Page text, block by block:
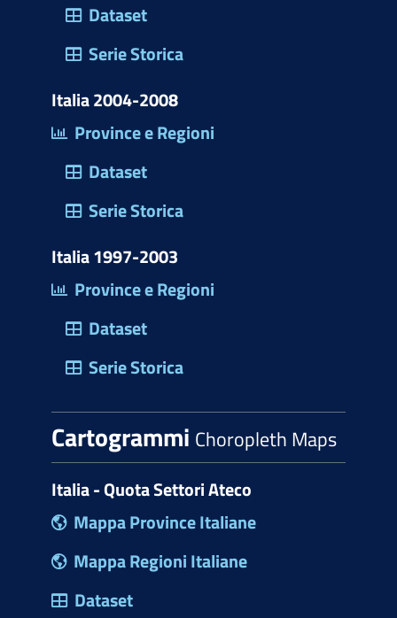
Dataset
Serie Storica
Italia 2004-2008
Province e Regioni
Dataset
Serie Storica
Italia 1997-2003
Province e Regioni
Dataset
Serie Storica
Cartogrammi Choropleth Maps
Italia - Quota Settori Ateco
Mappa Province Italiane
Mappa Regioni Italiane
Dataset